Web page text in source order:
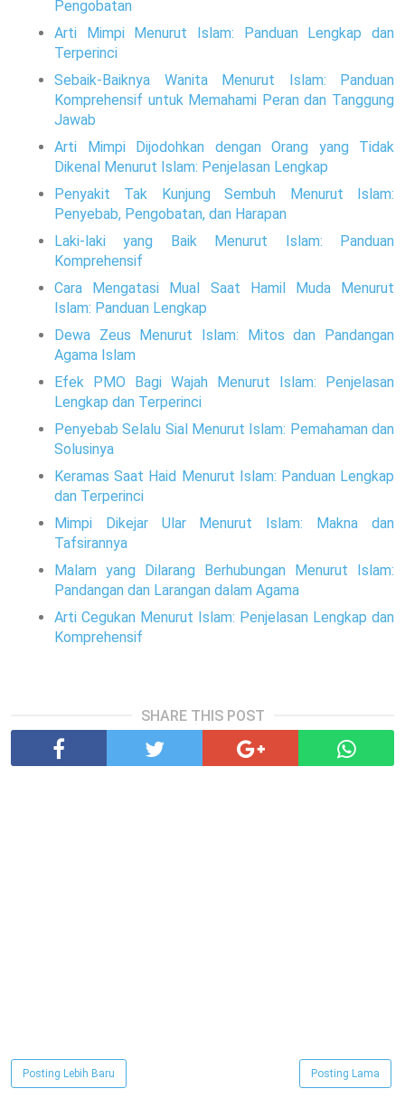
Pengobatan
Arti Mimpi Menurut Islam: Panduan Lengkap dan
Terperinci
Sebaik-Baiknya Wanita Menurut Islam: Panduan
Komprehensif untuk Memahami Peran dan Tanggung
Jawab
Arti Mimpi Dijodohkan dengan Orang yang Tidak
Dikenal Menurut Islam: Penjelasan Lengkap
Penyakit Tak Kunjung Sembuh Menurut Islam:
Penyebab, Pengobatan, dan Harapan
Laki-laki yang Baik Menurut Islam: Panduan
Komprehensif
Cara Mengatasi Mual Saat Hamil Muda Menurut
Islam: Panduan Lengkap
Dewa Zeus Menurut Islam: Mitos dan Pandangan
Agama Islam
Efek PMO Bagi Wajah Menurut Islam: Penjelasan
Lengkap dan Terperinci
Penyebab Selalu Sial Menurut Islam: Pemahaman dan
Solusinya
Keramas Saat Haid Menurut Islam: Panduan Lengkap
dan Terperinci
Mimpi Dikejar Ular Menurut Islam: Makna dan
Tafsirannya
Malam yang Dilarang Berhubungan Menurut Islam:
Pandangan dan Larangan dalam Agama
Arti Cegukan Menurut Islam: Penjelasan Lengkap dan
Komprehensif
SHARE THIS POST
Posting Lebih Baru Posting Lama